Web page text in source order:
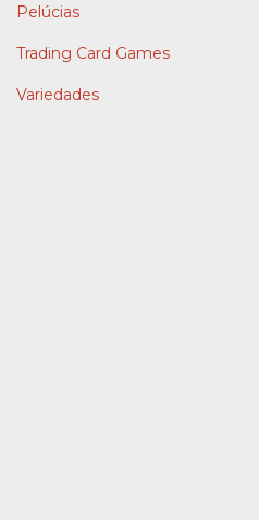
Pelúcias
Trading Card Games
Variedades